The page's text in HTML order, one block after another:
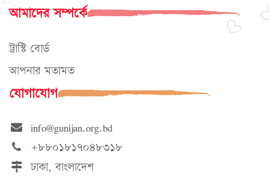
আমাদের সম্পর্কে
ট্রাস্টি বোর্ড
আপনার মতামত
যোগাযোগ
info@gunijan.org.bd
+৮৮০১৮১৭০৪৮৩১৮
ঢাকা, বাংলাদেশ